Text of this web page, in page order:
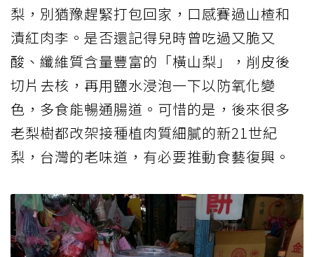
梨，別猶豫趕緊打包回家，口感賽過山楂和
漬紅肉李。是否還記得兒時曾吃過又脆又
酸、纖維質含量豐富的「橫山梨」，削皮後
切片去核，再用鹽水浸泡一下以防氧化變
色，多食能暢通腸道。可惜的是，後來很多
老梨樹都改架接種植肉質細膩的新21世紀
梨，台灣的老味道，有必要推動食藝復興。